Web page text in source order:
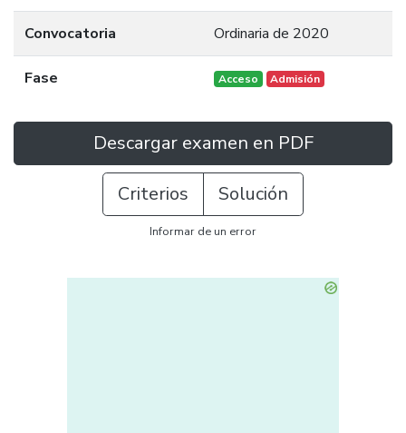
Convocatoria Ordinaria de 2020
Fase Acceso Admisión
Descargar examen en PDF
Criterios Solución
Informar de un error